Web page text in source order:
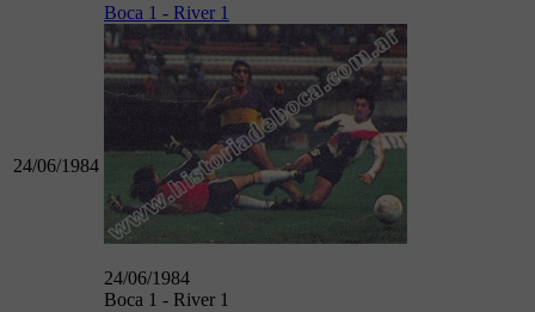
24/06/1984
Boca 1 - River 1
24/06/1984
Boca 1 - River 1